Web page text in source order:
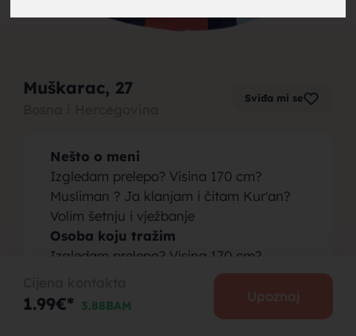
Muškarac, 27 Sviđa mi se
Nešto o meni
Izgledam prelepo? Visina 170 cm?
Musliman ? Ja klanjam i čitam Kur'an?
Volim šetnju i vježbanje
Osoba koju tražim
Izgledam prelepo? Visina 170 cm?
Musliman ? Ja klanjam i čitam Kur'an?
Volim šetnju i vježbanje
1.99€* 3.88BAM
Upoznaj
brak,
muskarci
za brak,